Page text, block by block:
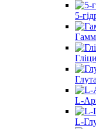
5-
L-
L-